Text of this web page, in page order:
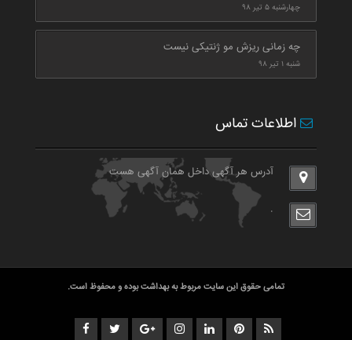
چهارشنبه ۵ تیر ۹۸
چه زمانی ریزش مو ژنتیکی نیست
شنبه ۱ تیر ۹۸
اطلاعات تماس
آدرس هر آگهی داخل همان آگهی هست
.
تمامی حقوق این سایت مربوط به بهداشت بوده و محفوظ است.